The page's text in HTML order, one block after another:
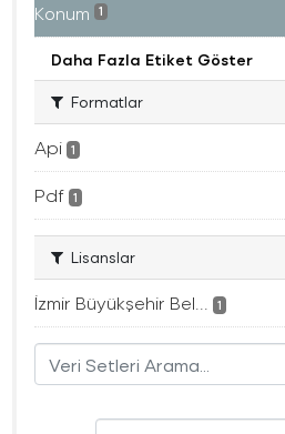
Konum 1
Daha Fazla Etiket Göster
Formatlar
Api 1
Pdf 1
Lisanslar
İzmir Büyükşehir Bel... 1